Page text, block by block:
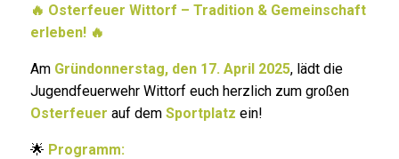
🔥 Osterfeuer Wittorf – Tradition & Gemeinschaft
erleben! 🔥
Am Gründonnerstag, den 17. April 2025, lädt die
Jugendfeuerwehr Wittorf euch herzlich zum großen
Osterfeuer auf dem Sportplatz ein!
🌟 Programm: